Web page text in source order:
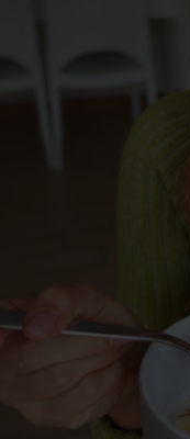
Hormon-Booster